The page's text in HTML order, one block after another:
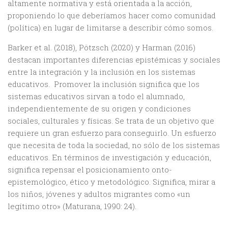
altamente normativa y está orientada a la acción,
proponiendo lo que deberíamos hacer como comunidad
(política) en lugar de limitarse a describir cómo somos.
Barker et al. (2018), Pötzsch (2020) y Harman (2016)
destacan importantes diferencias epistémicas y sociales
entre la integración y la inclusión en los sistemas
educativos. Promover la inclusión significa que los
sistemas educativos sirvan a todo el alumnado,
independientemente de su origen y condiciones
sociales, culturales y físicas. Se trata de un objetivo que
requiere un gran esfuerzo para conseguirlo. Un esfuerzo
que necesita de toda la sociedad, no sólo de los sistemas
educativos. En términos de investigación y educación,
significa repensar el posicionamiento onto-
epistemológico, ético y metodológico. Significa, mirar a
los niños, jóvenes y adultos migrantes como «un
legítimo otro» (Maturana, 1990: 24).